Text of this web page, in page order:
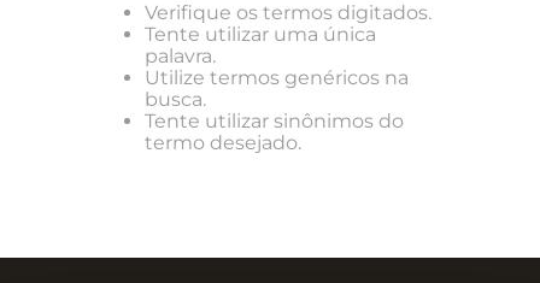
Verifique os termos digitados.
Tente utilizar uma única
palavra.
Utilize termos genéricos na
busca.
Tente utilizar sinônimos do
termo desejado.